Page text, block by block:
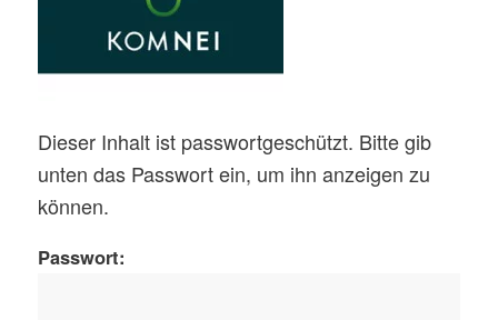
Dieser Inhalt ist passwortgeschützt. Bitte gib
unten das Passwort ein, um ihn anzeigen zu
können.
Passwort: